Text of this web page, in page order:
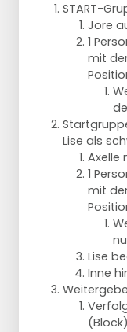
START-
Jore
1
mit
Lise als
Axelle
1
mit
Lise
Inne